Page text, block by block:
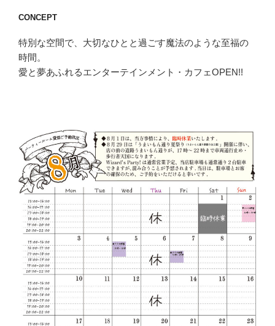
ペ
ジ
送
り
CONCEPT
特別な空間で、大切なひとと過ごす魔法のような至福の
時間。
愛と夢あふれるエンターテインメント・カフェOPEN!!